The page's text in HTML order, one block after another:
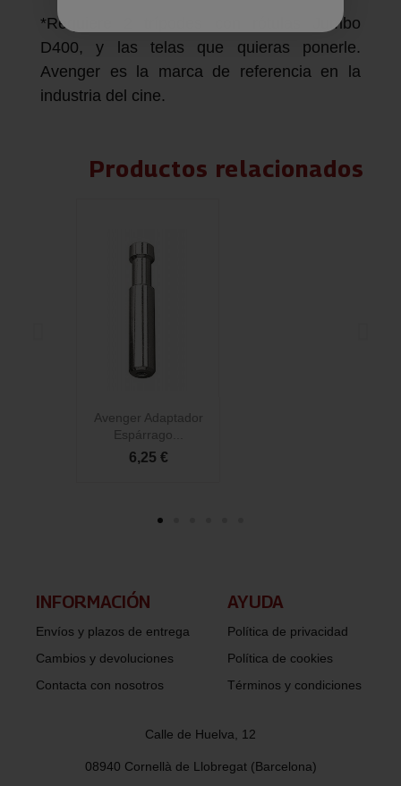
*Requiere 2 trípodes con rótulas Jumbo
D400, y las telas que quieras ponerle.
Avenger es la marca de referencia en la
industria del cine.
Productos relacionados
Avenger Adaptador
Espárrago...
6,25 €
INFORMACIÓN​
Envíos y plazos de entrega
Cambios y devoluciones
Contacta con nosotros
AYUDA
Política de privacidad
Política de cookies
Términos y condiciones
Calle de Huelva, 12
08940 Cornellà de Llobregat (Barcelona)